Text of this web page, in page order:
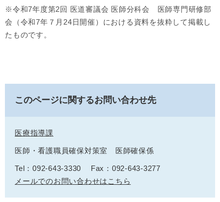
※令和7年度第2回 医道審議会 医師分科会 医師専門研修部
会（令和7年７月24日開催）における資料を抜粋して掲載し
たものです。
このページに関するお問い合わせ先
医療指導課
医師・看護職員確保対策室 医師確保係
Tel：092-643-3330
Fax：092-643-3277
メールでのお問い合わせはこちら